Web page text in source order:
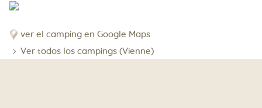
ver el camping en Google Maps
Ver todos los campings (Vienne)